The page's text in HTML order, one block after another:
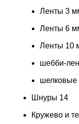
Ленты 3
Ленты 6
Ленты 10
шебби-
шелковые
Шнуры 14
Кружево и